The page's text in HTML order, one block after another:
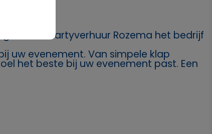
Dan is Partyverhuur Rozema het bedrijf
uw evenement. Van simpele klap
het beste bij uw evenement past. Een